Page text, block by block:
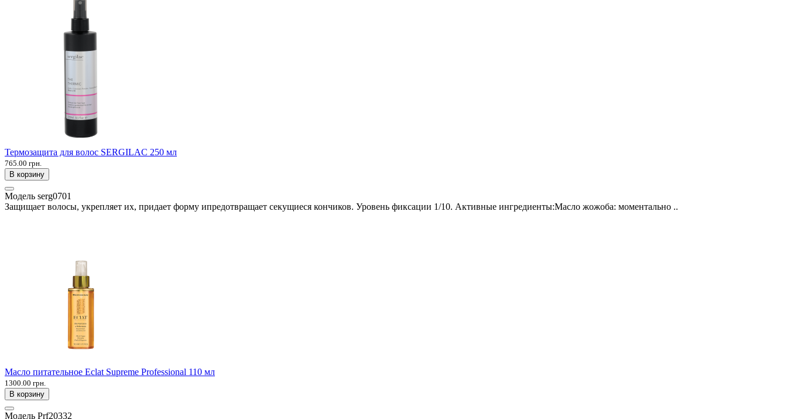
Термозащита для волос SERGILAC 250 мл
765.00 грн.
В корзину
Модель serg0701
Защищает волосы, укрепляет их, придает форму ипредотвращает секущиеся кончиков. Уровень фиксации 1/10. Активные ингредиенты:Масло жожоба: моментально ..
Масло питательное Eclat Supreme Professional 110 мл
1300.00 грн.
В корзину
Модель Prf20332